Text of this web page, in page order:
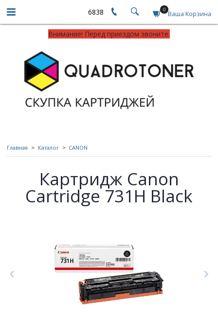
6838 0 Ваша Корзина
Внимание! Перед приездом звоните.
Главная Каталог CANON
Картридж Canon
Cartridge 731H Black